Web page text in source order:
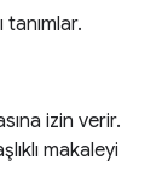
izin verir.
makaleyi